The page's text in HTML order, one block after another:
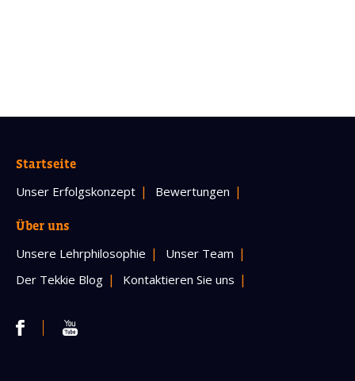
Startseite
Unser Erfolgskonzept Bewertungen
Über uns
Unsere Lehrphilosophie
Unser Team
Der Tekkie Blog
Kontaktieren Sie uns